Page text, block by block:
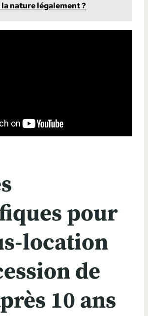
nature légalement ?
pour
location
de
10 ans